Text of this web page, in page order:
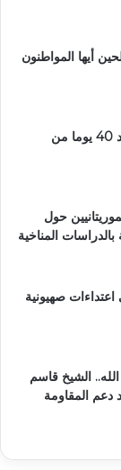
أيها المواطنون
أسعار أبرز المواد في إيران بعد 40 يوما من
حول
بالدراسات المناخية
صهيونية
الشيخ قاسم
دعم المقاومة